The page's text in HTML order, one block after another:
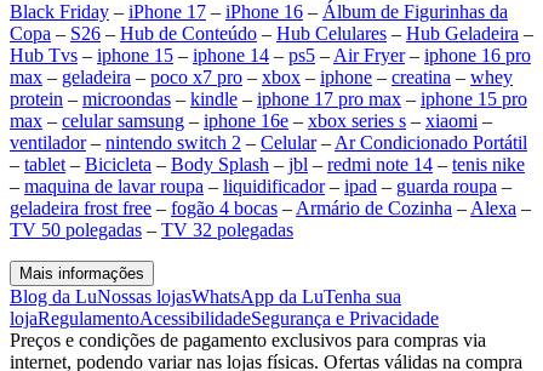
Black Friday – iPhone 17 – iPhone 16 – Álbum de Figurinhas da
Copa – S26 – Hub de Conteúdo – Hub Celulares – Hub Geladeira –
Hub Tvs – iphone 15 – iphone 14 – ps5 – Air Fryer– iphone 16 pro
max – geladeira – poco x7 pro – xbox – iphone – creatina – whey
protein – microondas – kindle – iphone 17 pro max – iphone 15 pro
max – celular samsung – iphone 16e – xbox series s – xiaomi –
ventilador– nintendo switch 2 – Celular– Ar Condicionado Portátil
– tablet – Bicicleta – Body Splash – jbl – redmi note 14 – tenis nike
– maquina de lavar roupa – liquidificador– ipad – guarda roupa –
geladeira frost free – fogão 4 bocas – Armário de Cozinha – Alexa –
TV 50 polegadas – TV 32 polegadas
Mais informações
Blog da LuNossas lojasWhatsApp da LuTenha sua
lojaRegulamentoAcessibilidadeSegurança e Privacidade
Preços e condições de pagamento exclusivos para compras via
internet, podendo variar nas lojas físicas. Ofertas válidas na compra